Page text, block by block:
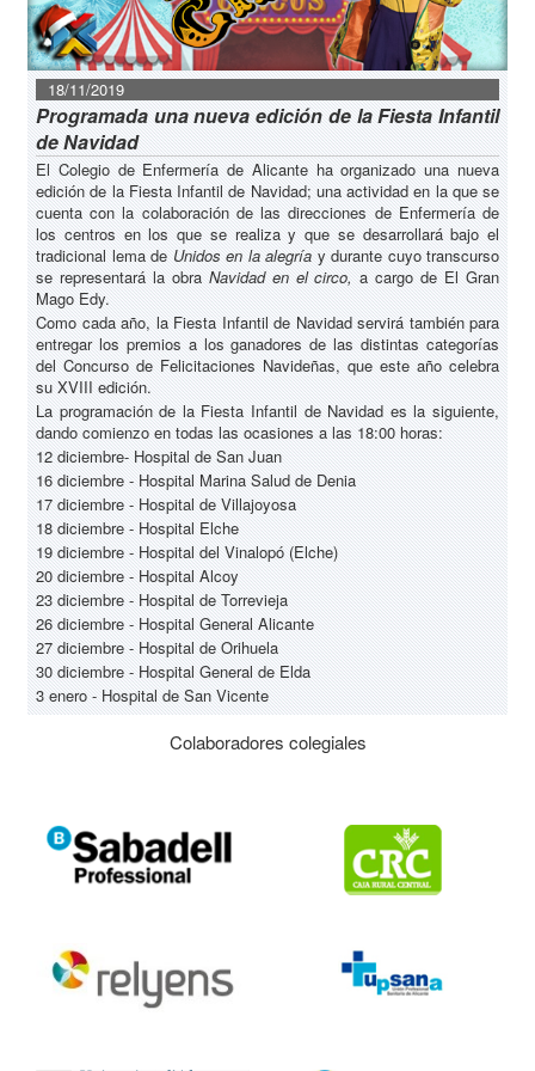
18/11/2019
Programada una nueva edición de la Fiesta Infantil
de Navidad
El Colegio de Enfermería de Alicante ha organizado una nueva
edición de la Fiesta Infantil de Navidad; una actividad en la que se
cuenta con la colaboración de las direcciones de Enfermería de
los centros en los que se realiza y que se desarrollará bajo el
tradicional lema de Unidos en la alegría y durante cuyo transcurso
se representará la obra Navidad en el circo, a cargo de El Gran
Mago Edy.
Como cada año, la Fiesta Infantil de Navidad servirá también para
entregar los premios a los ganadores de las distintas categorías
del Concurso de Felicitaciones Navideñas, que este año celebra
su XVIII edición.
La programación de la Fiesta Infantil de Navidad es la siguiente,
dando comienzo en todas las ocasiones a las 18:00 horas:
12 diciembre- Hospital de San Juan
16 diciembre - Hospital Marina Salud de Denia
17 diciembre - Hospital de Villajoyosa
18 diciembre - Hospital Elche
19 diciembre - Hospital del Vinalopó (Elche)
20 diciembre - Hospital Alcoy
23 diciembre - Hospital de Torrevieja
26 diciembre - Hospital General Alicante
27 diciembre - Hospital de Orihuela
30 diciembre - Hospital General de Elda
3 enero - Hospital de San Vicente
Colaboradores colegiales